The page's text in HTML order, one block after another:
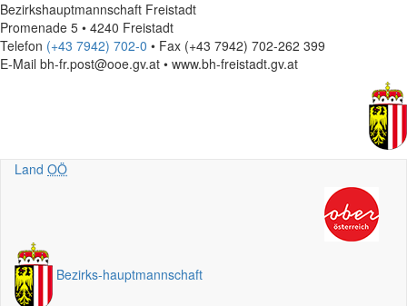
Bezirkshauptmannschaft Freistadt
Promenade 5 • 4240 Freistadt
Telefon (+43 7942) 702-0 • Fax (+43 7942) 702-262 399
E-Mail bh-fr.post@ooe.gv.at • www.bh-freistadt.gv.at
Land OÖ
Bezirks-hauptmannschaft